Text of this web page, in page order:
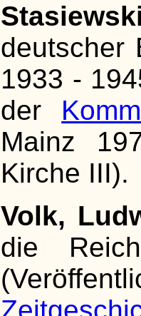
deutscher
1933 -
der
Mainz
Kirche III).
Volk,
die